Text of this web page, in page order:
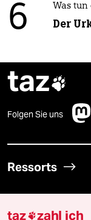
6 Was
Der
taz
Folgen Sie uns
Ressorts
taz zahl ich